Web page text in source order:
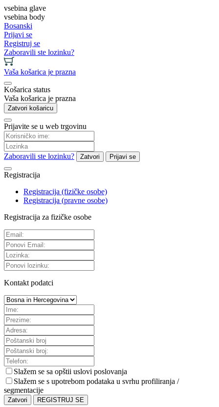
vsebina glave
vsebina body
Bosanski
Prijavi se
Registruj se
Zaboravili ste lozinku?
Vaša košarica je prazna
Košarica status
Vaša košarica je prazna
Zatvori košaricu
Prijavite se u web trgovinu
Zaboravili ste lozinku? Zatvori Prijavi se
Registracija
Registracija (fizičke osobe)
Registracija (pravne osobe)
Registracija za fizičke osobe
Kontakt podatci
Slažem se sa opštii uslovi poslovanja
Slažem se s upotrebom podataka u svrhu profiliranja /
segmentacije
Zatvori REGISTRUJ SE